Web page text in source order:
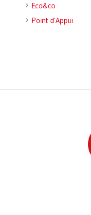
Eco&co
Point d’Appui